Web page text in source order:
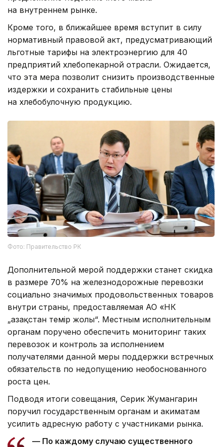
на внутреннем рынке.
Кроме того, в ближайшее время вступит в силу
нормативный правовой акт, предусматривающий
льготные тарифы на электроэнергию для 40
предприятий хлебопекарной отрасли. Ожидается,
что эта мера позволит снизить производственные
издержки и сохранить стабильные цены
на хлебобулочную продукцию.
Фото: Правительство РК
Дополнительной мерой поддержки станет скидка
в размере 70% на железнодорожные перевозки
социально значимых продовольственных товаров
внутри страны, предоставляемая АО «НК
„Қазақстан темір жолы“. Местным исполнительным
органам поручено обеспечить мониторинг таких
перевозок и контроль за исполнением
получателями данной меры поддержки встречных
обязательств по недопущению необоснованного
роста цен.
Подводя итоги совещания, Серик Жумангарин
поручил государственным органам и акиматам
усилить адресную работу с участниками рынка.
— По каждому случаю существенного